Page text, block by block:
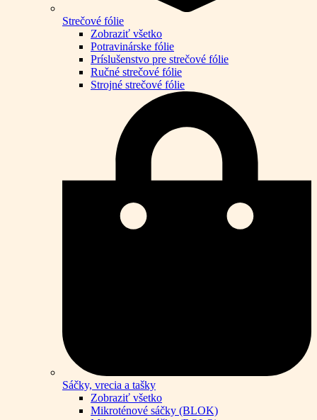
Strečové fólie
Zobraziť všetko
Potravinárske fólie
Príslušenstvo pre strečové fólie
Ručné strečové fólie
Strojné strečové fólie
Sáčky, vrecia a tašky
Zobraziť všetko
Mikroténové sáčky (BLOK)